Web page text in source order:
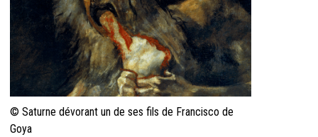
© Saturne dévorant un de ses fils de Francisco de
Goya